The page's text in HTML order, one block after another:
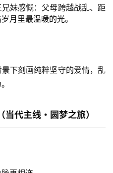
妹感慨：父母跨越战乱、距
月里最温暖的光。
下刻画纯粹坚守的爱情，乱
代主线・圆梦之旅）